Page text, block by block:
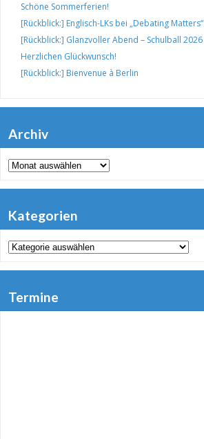
Schöne Sommerferien!
[Rückblick:] Englisch-LKs bei „Debating Matters“
[Rückblick:] Glanzvoller Abend – Schulball 2026
Herzlichen Glückwunsch!
[Rückblick:] Bienvenue à Berlin
Archiv
Archiv
Kategorien
Kategorien
Termine